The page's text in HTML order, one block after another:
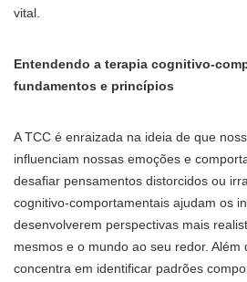
vital.
Entendendo a terapia cognitivo-
fundamentos e princípios
A TCC é enraizada na ideia de que
influenciam nossas emoções e
desafiar pensamentos distorcidos ou
cognitivo-comportamentais ajudam os
desenvolverem perspectivas mais
mesmos e o mundo ao seu redor. Além
concentra em identificar padrões